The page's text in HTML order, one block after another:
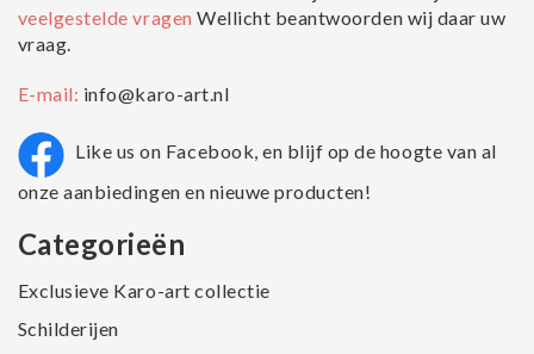
veelgestelde vragenWellicht beantwoorden wij daar uw
vraag.
E-mail: info@karo-art.nl
Like us on Facebook, en blijf op de hoogte van al
onze aanbiedingen en nieuwe producten!
Categorieën
Exclusieve Karo-art collectie
Schilderijen